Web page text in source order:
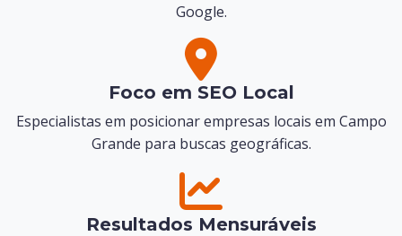
Google.
Foco em SEO Local
Especialistas em posicionar empresas locais em Campo
Grande para buscas geográficas.
Resultados Mensuráveis